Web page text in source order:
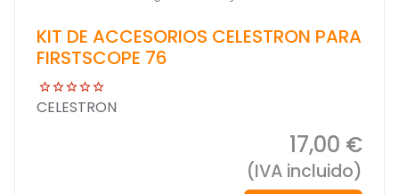
KIT DE ACCESORIOS CELESTRON PARA
FIRSTSCOPE 76
CELESTRON
17,00 €
(IVA incluido)